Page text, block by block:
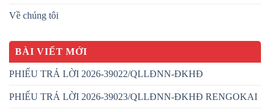
Về chúng tôi
BÀI VIẾT MỚI
PHIẾU TRẢ LỜI 2026-39022/QLLĐNN-ĐKHĐ
PHIẾU TRẢ LỜI 2026-39023/QLLĐNN-ĐKHĐ RENGOKAI